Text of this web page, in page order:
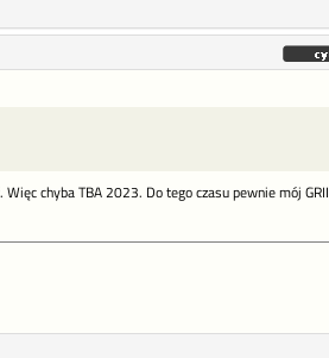
chyba TBA 2023. Do tego czasu pewnie mój GRII